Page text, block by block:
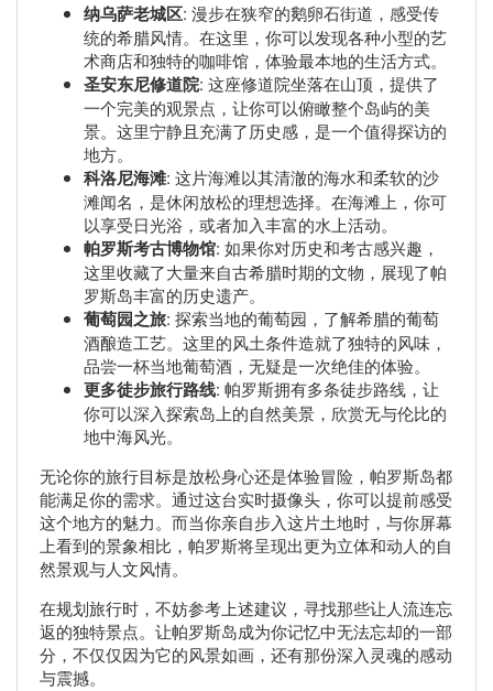
纳乌萨老城区: 漫步在狭窄的鹅卵石街道，感受传
统的希腊风情。在这里，你可以发现各种小型的艺
术商店和独特的咖啡馆，体验最本地的生活方式。
圣安东尼修道院: 这座修道院坐落在山顶，提供了
一个完美的观景点，让你可以俯瞰整个岛屿的美
景。这里宁静且充满了历史感，是一个值得探访的
地方。
科洛尼海滩: 这片海滩以其清澈的海水和柔软的沙
滩闻名，是休闲放松的理想选择。在海滩上，你可
以享受日光浴，或者加入丰富的水上活动。
帕罗斯考古博物馆: 如果你对历史和考古感兴趣，
这里收藏了大量来自古希腊时期的文物，展现了帕
罗斯岛丰富的历史遗产。
葡萄园之旅: 探索当地的葡萄园，了解希腊的葡萄
酒酿造工艺。这里的风土条件造就了独特的风味，
品尝一杯当地葡萄酒，无疑是一次绝佳的体验。
更多徒步旅行路线: 帕罗斯拥有多条徒步路线，让
你可以深入探索岛上的自然美景，欣赏无与伦比的
地中海风光。
无论你的旅行目标是放松身心还是体验冒险，帕罗斯岛都
能满足你的需求。通过这台实时摄像头，你可以提前感受
这个地方的魅力。而当你亲自步入这片土地时，与你屏幕
上看到的景象相比，帕罗斯将呈现出更为立体和动人的自
然景观与人文风情。
在规划旅行时，不妨参考上述建议，寻找那些让人流连忘
返的独特景点。让帕罗斯岛成为你记忆中无法忘却的一部
分，不仅仅因为它的风景如画，还有那份深入灵魂的感动
与震撼。